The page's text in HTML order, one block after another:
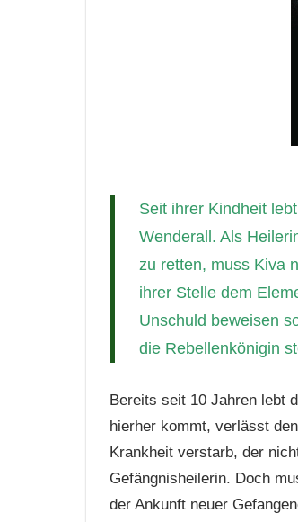
Seit ihrer Kindheit
Wenderall. Als
zu retten, muss Kiva
ihrer Stelle dem
Unschuld beweisen
die Rebellenkönigin
Bereits seit 10 Jahren lebt
hierher kommt, verlässt
Krankheit verstarb, der
Gefängnisheilerin. Doch
der Ankunft neuer